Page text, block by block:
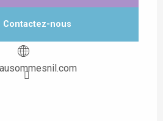
Contactez-nous